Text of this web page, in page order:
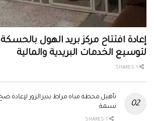
إعادة افتتاح مركز بريد الهول بالحسكة
لتوسيع الخدمات البريدية والمالية
نسمة